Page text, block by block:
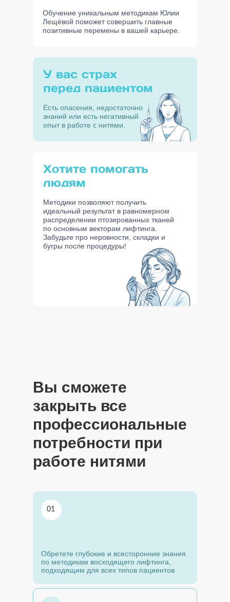
Обучение уникальным методикам Юлии
Лещёвой поможет совершить главные
позитивные перемены в вашей карьере.
У вас страх
перед пациентом
Есть опасения, недостаточно
знаний или есть негативный
опыт в работе с нитями.
Хотите помогать
людям
Методики позволяют получить
идеальный результат в равномерном
распределении птозированных тканей
по основным векторам лифтинга.
Забудьте про неровности, складки и
бугры после процедуры!
Вы сможете
закрыть все
профессиональные
потребности при
работе нитями
01
Обретете глубокие и всесторонние знания
по методикам восходящего лифтинга,
подходящим для всех типов пациентов